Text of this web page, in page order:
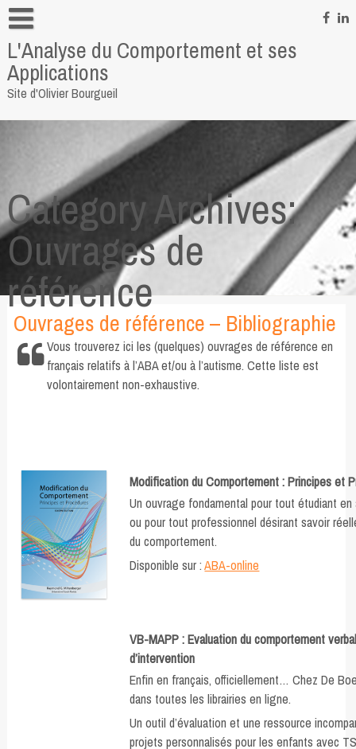
Skip
to
contentInformations personnelles
Pour me contacter
Quelques liens
L'Analyse du Comportement et ses
Applications
Site d'Olivier Bourgueil
Category Archives:
Ouvrages de
référence
Ouvrages de référence – Bibliographie
Vous trouverez ici les (quelques) ouvrages de référence en
français relatifs à l’ABA et/ou à l’autisme. Cette liste est
volontairement non-exhaustive.
Modification du Comportement : Principes et
Un ouvrage fondamental pour tout étudiant
ou pour tout professionnel désirant savoir
du comportement.
Disponible sur :ABA-online
VB-MAPP : Evaluation du comportement
d’intervention
Enfin en français, officiellement… Chez De
dans toutes les librairies en ligne.
Un outil d’évaluation et une ressource
projets personnalisés pour les enfants avec